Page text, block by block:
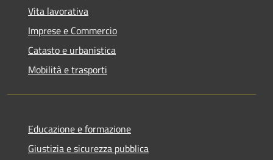
Vita lavorativa
Imprese e Commercio
Catasto e urbanistica
Mobilità e trasporti
Educazione e formazione
Giustizia e sicurezza pubblica